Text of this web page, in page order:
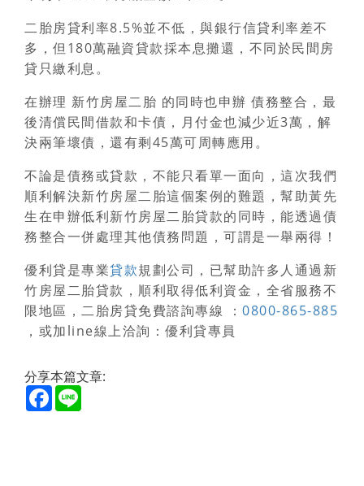
二胎房貸利率8.5%並不低，與銀行信貸利率差不
多，但180萬融資貸款採本息攤還，不同於民間房
貸只繳利息。
在辦理 新竹房屋二胎 的同時也申辦 債務整合 ，最
後清償民間借款和卡債，月付金也減少近3萬，解
決兩筆壞債，還有剩45萬可周轉應用。
不論是債務或貸款，不能只看單一面向，這次我們
順利解決新竹房屋二胎這個案例的難題，幫助黃先
生在申辦低利新竹房屋二胎貸款的同時，能透過債
務整合一併處理其他債務問題，可謂是一舉兩得！
優利貸是專業貸款規劃公司，已幫助許多人通過 新
竹房屋二胎貸款 ，順利取得低利資金，全省服務不
限地區，二胎房貸免費諮詢專線 ： 0800-865-885
，或加line線上洽詢：優利貸專員
分享本篇文章:
Facebook